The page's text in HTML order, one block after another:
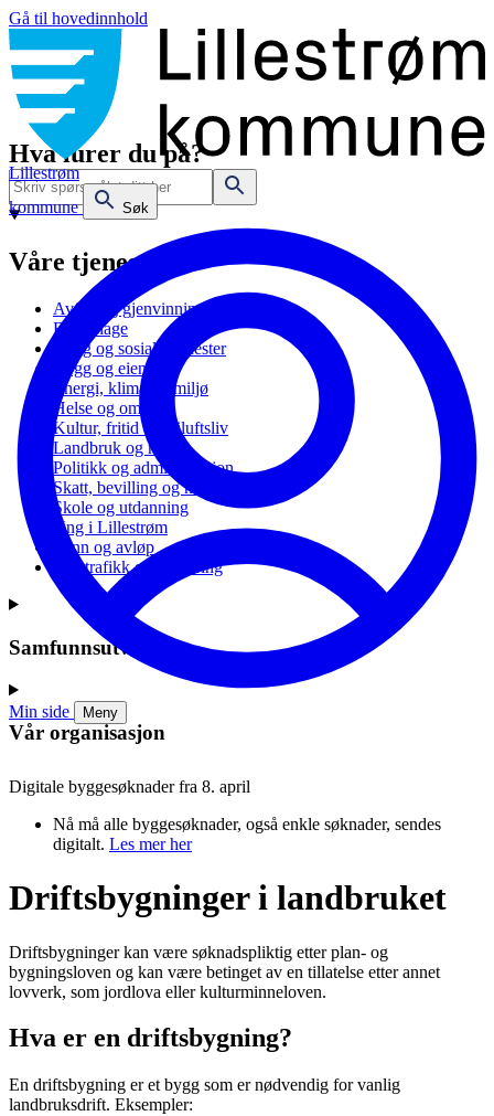
Gå til hovedinnhold
Lillestrøm
kommune
Søk
Min side Meny
Hva lurer du på?
Våre tjenester
Avfall og gjenvinning
Barnehage
Bolig og sosiale tjenester
Bygg og eiendom
Energi, klima og miljø
Helse og omsorg
Kultur, fritid og friluftsliv
Landbruk og natur
Politikk og administrasjon
Skatt, bevilling og næring
Skole og utdanning
Ung i Lillestrøm
Vann og avløp
Vei, trafikk og parkering
Samfunnsutvikling
Vår organisasjon
Digitale byggesøknader fra 8. april
Nå må alle byggesøknader, også enkle søknader, sendes
digitalt. Les mer her
Driftsbygninger i landbruket
Driftsbygninger kan være søknadspliktig etter plan- og
bygningsloven og kan være betinget av en tillatelse etter annet
lovverk, som jordlova eller kulturminneloven.
Hva er en driftsbygning?
En driftsbygning er et bygg som er nødvendig for vanlig
landbruksdrift. Eksempler: